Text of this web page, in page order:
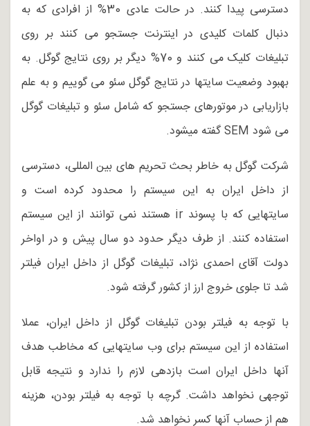
دسترسی پیدا کنند. در حالت عادی 30% از افرادی که به
دنبال کلمات کلیدی در اینترنت جستجو می کنند بر روی
تبلیغات کلیک می کنند و 70% دیگر بر روی نتایج گوگل. به
بهبود وضعیت سایتها در نتایج گوگل سئو می گوییم و به علم
بازاریابی در موتورهای جستجو که شامل سئو و تبلیغات گوگل
می شود SEM گفته میشود.
شرکت گوگل به خاطر بحث تحریم های بین المللی، دسترسی
از داخل ایران به این سیستم را محدود کرده است و
سایتهایی که با پسوند ir هستند نمی توانند از این سیستم
استفاده کنند. از طرف دیگر حدود دو سال پیش و در اواخر
دولت آقای احمدی نژاد، تبلیغات گوگل از داخل ایران فیلتر
شد تا جلوی خروج ارز از کشور گرفته شود.
با توجه به فیلتر بودن تبلیغات گوگل از داخل ایران، عملا
استفاده از این سیستم برای وب سایتهایی که مخاطب هدف
آنها داخل ایران است بازدهی لازم را ندارد و نتیجه قابل
توجهی نخواهد داشت. گرچه با توجه به فیلتر بودن، هزینه
هم از حساب آنها کسر نخواهد شد.